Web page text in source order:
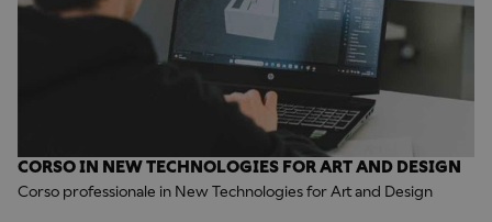
CORSO IN NEW TECHNOLOGIES FOR ART AND DESIGN
Corso professionale in New Technologies for Art and Design